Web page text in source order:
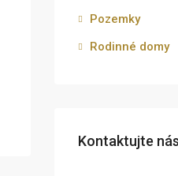
Pozemky
Rodinné domy
Kontaktujte nás